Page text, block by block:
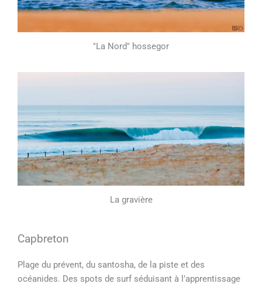
"La Nord" hossegor
La gravière
Capbreton
Plage du prévent, du santosha, de la piste et des
océanides. Des spots de surf séduisant à l’apprentissage